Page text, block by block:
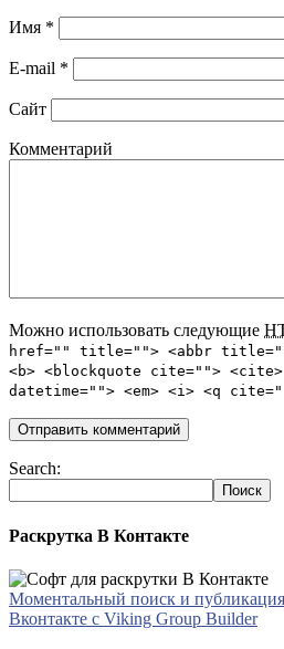
Имя *
E-mail *
Сайт
Комментарий
Можно использовать следующие
href="" title=""> <abbr
<b> <blockquote cite=""> <cite>
datetime=""> <em> <i> <q
Search:
Раскрутка В Контакте
Моментальный поиск и
Вконтакте с Viking Group Builder